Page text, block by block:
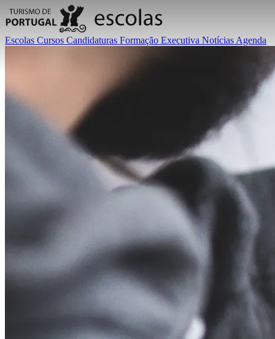
Escolas Cursos Candidaturas Formação Executiva Notícias Agenda